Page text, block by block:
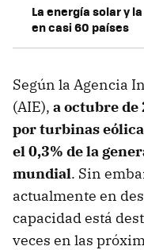
La energía solar y
en casi 60 países
Según la Agencia
(AIE), a octubre de
por turbinas
el 0,3% de la
mundial. Sin
actualmente en
capacidad está
veces en las